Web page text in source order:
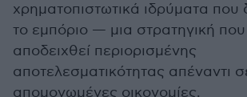
χρηματοπιστωτικά ιδρύματα που
το εμπόριο — μια στρατηγική που
αποδειχθεί περιορισμένης
αποτελεσματικότητας απέναντι
απομονωμένες οικονομίες.